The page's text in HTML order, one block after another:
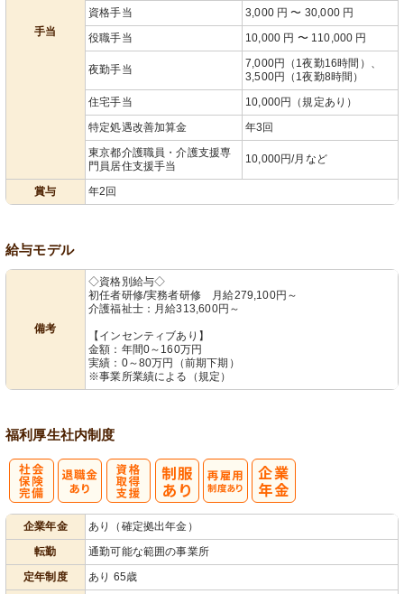
手当
資格手当
3,000 円 〜 30,000 円
役職手当
10,000 円 〜 110,000 円
夜勤手当
7,000円（1夜勤16時間）、
3,500円（1夜勤8時間）
住宅手当
10,000円（規定あり）
特定処遇改善加算金
年3回
東京都介護職員・介護支援専
門員居住支援手当
10,000円/月など
賞与 年2回
給与モデル
備考
◇資格別給与◇
初任者研修/実務者研修 月給279,100円～
介護福祉士：月給313,600円～
【インセンティブあり】
金額：年間0～160万円
実績：0～80万円（前期下期）
※事業所業績による（規定）
福利厚生社内制度
企業年金
あり（確定拠出年金）
転勤
通勤可能な範囲の事業所
定年制度
あり 65歳